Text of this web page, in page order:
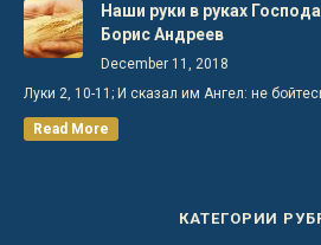
Наши руки в руках
Борис Андреев
December 11, 2018
Луки 2, 10-11; И сказал им Ангел: не
Read More
КАТЕГОРИИ